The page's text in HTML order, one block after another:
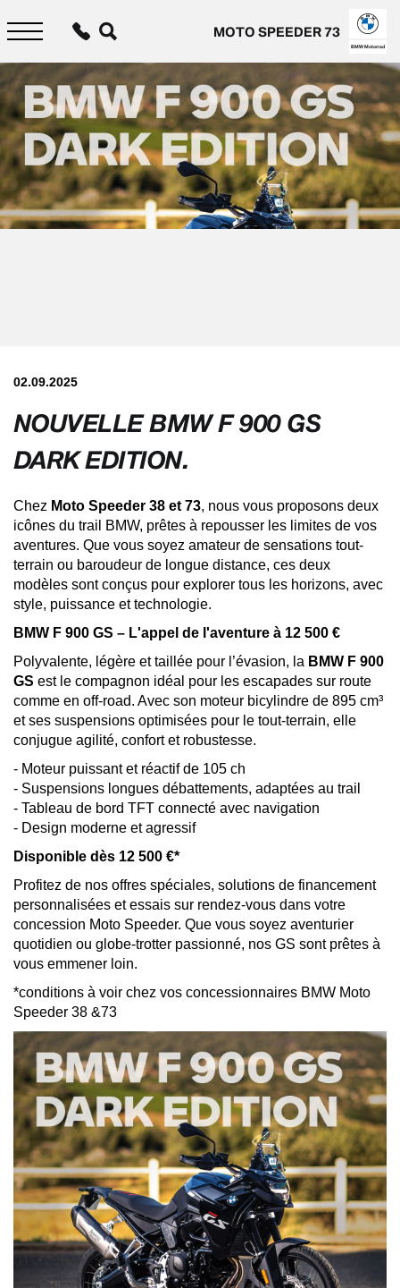
contenu
MOTO SPEEDER 73
BMW Motorrad
02.09.2025
NOUVELLE BMW F 900 GS
DARK EDITION.
Chez Moto Speeder 38 et 73, nous vous proposons deux
icônes du trail BMW, prêtes à repousser les limites de vos
aventures. Que vous soyez amateur de sensations tout-
terrain ou baroudeur de longue distance, ces deux
modèles sont conçus pour explorer tous les horizons, avec
style, puissance et technologie.
BMW F 900 GS – L'appel de l'aventure à 12 500 €
Polyvalente, légère et taillée pour l’évasion, la BMW F 900
GS est le compagnon idéal pour les escapades sur route
comme en off-road. Avec son moteur bicylindre de 895 cm³
et ses suspensions optimisées pour le tout-terrain, elle
conjugue agilité, confort et robustesse.
- Moteur puissant et réactif de 105 ch
- Suspensions longues débattements, adaptées au trail
- Tableau de bord TFT connecté avec navigation
- Design moderne et agressif
Disponible dès 12 500 €*
Profitez de nos offres spéciales, solutions de financement
personnalisées et essais sur rendez-vous dans votre
concession Moto Speeder. Que vous soyez aventurier
quotidien ou globe-trotter passionné, nos GS sont prêtes à
vous emmener loin.
*conditions à voir chez vos concessionnaires BMW Moto
Speeder 38 &73